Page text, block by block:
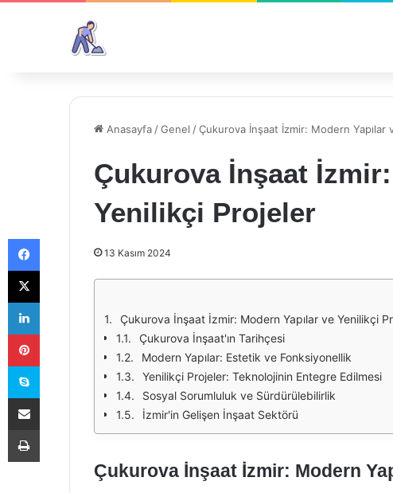
Anasayfa /Genel /Çukurova İnşaat İzmir: Modern Yapılar
Çukurova İnşaat
Yenilikçi Projeler
13 Kasım 2024
Çukurova İnşaat İzmir: Modern Yapılar ve Yenilikçi
Çukurova İnşaat'ın Tarihçesi
Modern Yapılar: Estetik ve Fonksiyonellik
Yenilikçi Projeler: Teknolojinin Entegre Edilmesi
Sosyal Sorumluluk ve Sürdürülebilirlik
İzmir'in Gelişen İnşaat Sektörü
Çukurova İnşaat İzmir: Modern
Facebook
X
LinkedIn
Pinterest
Skype
E-Posta ile paylaş